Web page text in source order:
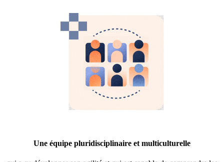
Une équipe pluridisciplinaire et multiculturelle